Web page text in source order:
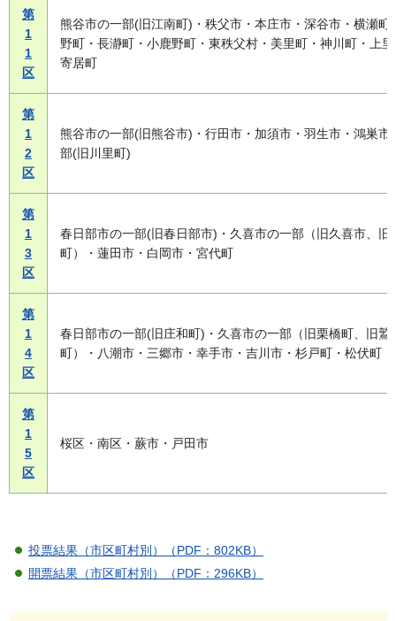
第
1
1
区
熊谷市の一部(旧江南町)・秩父市・本庄市・深谷市・横瀬町
野町・長瀞町・小鹿野町・東秩父村・美里町・神川町・上
寄居町
第
1
2
区
熊谷市の一部(旧熊谷市)・行田市・加須市・羽生市・鴻巣市
部(旧川里町)
第
1
3
区
春日部市の一部(旧春日部市)・久喜市の一部（旧久喜市、旧
町）・蓮田市・白岡市・宮代町
第
1
4
区
春日部市の一部(旧庄和町)・久喜市の一部（旧栗橋町、旧鷲
町）・八潮市・三郷市・幸手市・吉川市・杉戸町・松伏町
第
1
5
区
桜区・南区・蕨市・戸田市
投票結果（市区町村別）（PDF：802KB）
開票結果（市区町村別）（PDF：296KB）